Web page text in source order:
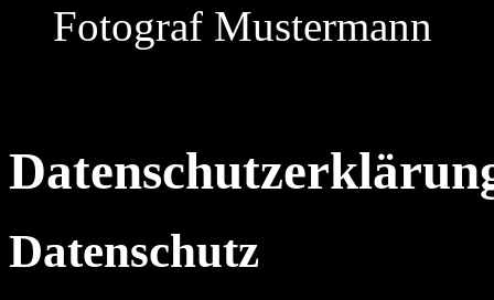
Fotograf Mustermann
Datenschutz